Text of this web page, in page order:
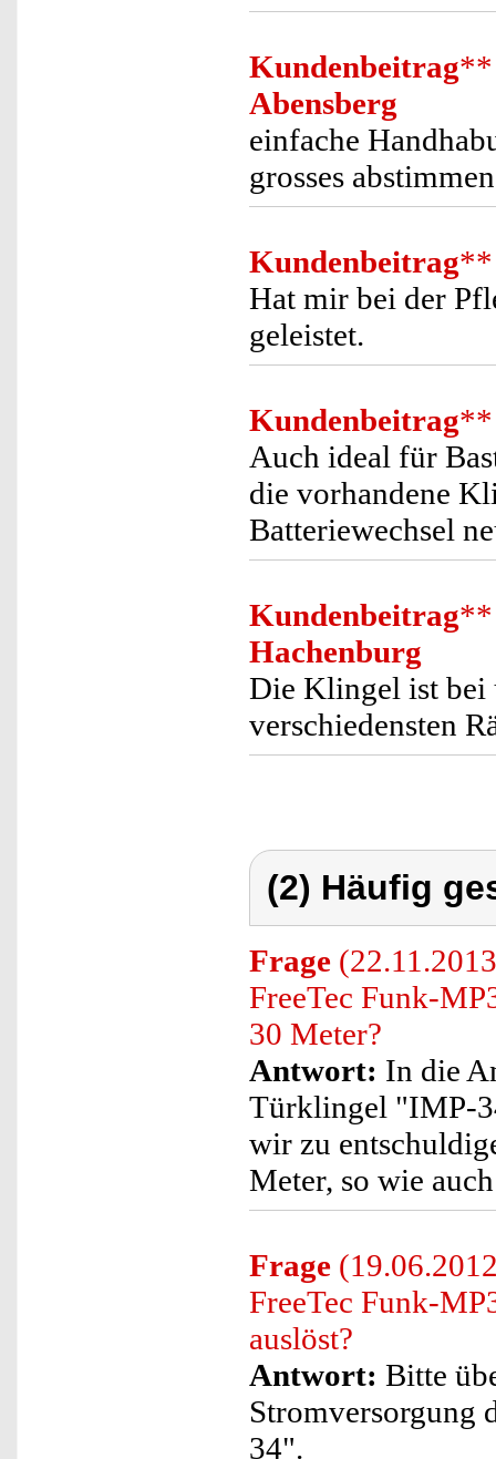
Kundenbeitrag**
Abensberg
einfache
grosses
Kundenbeitrag**
Hat mir bei der
geleistet.
Kundenbeitrag**
Auch ideal für
die vorhandene
Batteriewechsel
Kundenbeitrag**
Hachenburg
Die Klingel ist bei
verschiedensten
(2) Häufig
Frage
FreeTec Funk-
30 Meter?
Antwort: In die
Türklingel "IMP-
wir zu
Meter, so wie
Frage
FreeTec Funk-
auslöst?
Antwort: Bitte
Stromversorgung
34".